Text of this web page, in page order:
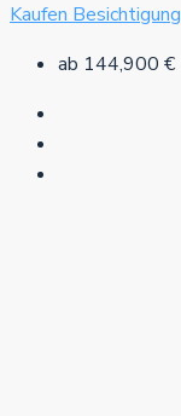
KaufenBesichtigung
ab 144,900 €